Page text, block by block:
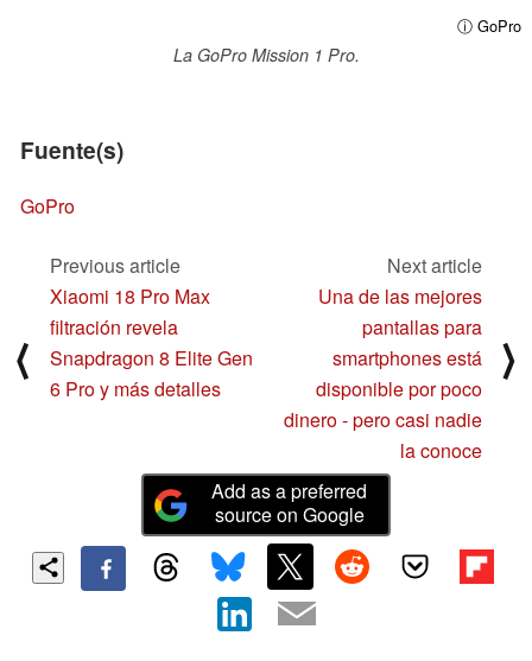
ⓘ GoPro
La GoPro Mission 1 Pro.
Fuente(s)
GoPro
⟨
Previous article
Xiaomi 18 Pro Max
filtración revela
Snapdragon 8 Elite Gen
6 Pro y más detalles
Next article
Una de las mejores
pantallas para
smartphones está
disponible por poco
dinero - pero casi nadie
la conoce
⟩
Add as a preferred
source on Google